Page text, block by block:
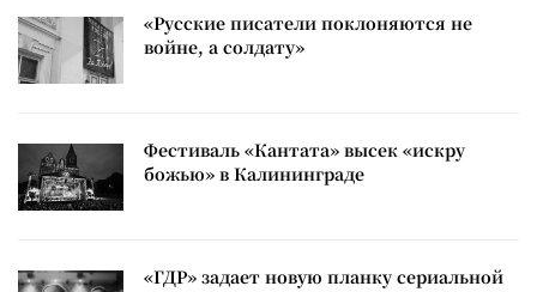
«Русские писатели поклоняются не
войне, а солдату»
Фестиваль «Кантата» высек «искру
божью» в Калининграде
«ГДР» задает новую планку сериальной